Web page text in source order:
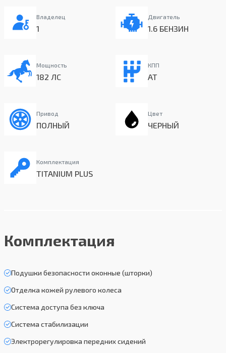
Владелец
1
Двигатель
1.6 БЕНЗИН
Мощность
182 ЛС
КПП
AT
Привод
ПОЛНЫЙ
Цвет
ЧЕРНЫЙ
Комплектация
TITANIUM PLUS
Комплектация
Подушки безопасности оконные (шторки)
Отделка кожей рулевого колеса
Система доступа без ключа
Система стабилизации
Электрорегулировка передних сидений